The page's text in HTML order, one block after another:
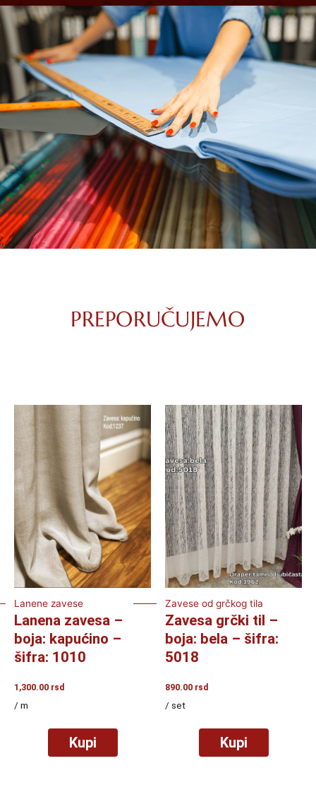
PREPORUČUJEMO
Lanene zavese
Lanena zavesa –
boja: kapućino –
šifra: 1010
1,300.00 rsd
/ m
Kupi
Zavese od grčkog tila
Zavesa grčki til –
boja: bela – šifra:
5018
890.00 rsd
/ set
Kupi